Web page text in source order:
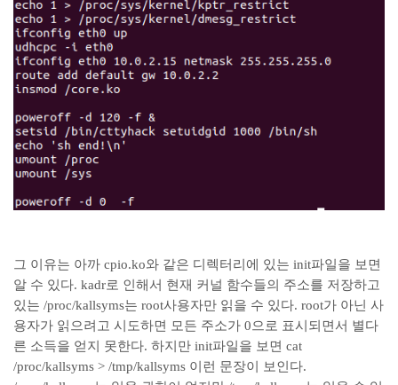
그 이유는 아까 cpio.ko와 같은 디렉터리에 있는 init파일을 보면
알 수 있다. kadr로 인해서 현재 커널 함수들의 주소를 저장하고
있는 /proc/kallsyms는 root사용자만 읽을 수 있다. root가 아닌 사
용자가 읽으려고 시도하면 모든 주소가 0으로 표시되면서 별다
른 소득을 얻지 못한다. 하지만 init파일을 보면 cat
/proc/kallsyms > /tmp/kallsyms 이런 문장이 보인다.